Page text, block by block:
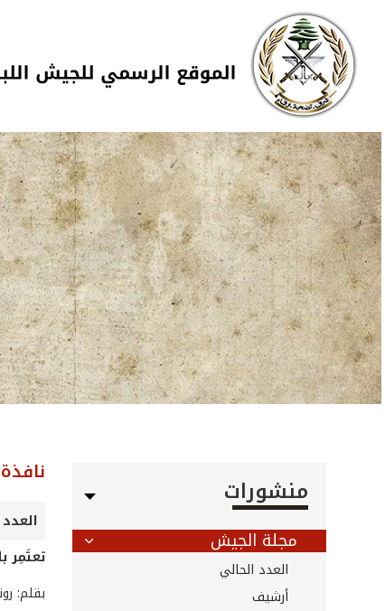
تجاوز إلى المحتوى الرئيسي
Skip to navigation
منشورات
مجلة الجيش
العدد الحالي
أرشيف
نافذة
العدد 436 - 437 - 438 - تشرين الثاني 2021
تعتَمِر
بقلم: